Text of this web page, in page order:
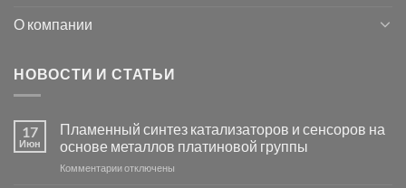
О компании
НОВОСТИ И СТАТЬИ
17
Июн
Пламенный синтез катализаторов и сенсоров на
основе металлов платиновой группы
Комментариикотключены